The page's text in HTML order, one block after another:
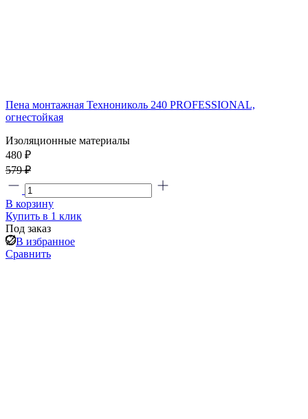
Пена монтажная Технониколь 240 PROFESSIONAL,
огнестойкая
Изоляционные материалы
480 ₽
579 ₽
В корзину
Купить в 1 клик
Под заказ
В избранное
Сравнить